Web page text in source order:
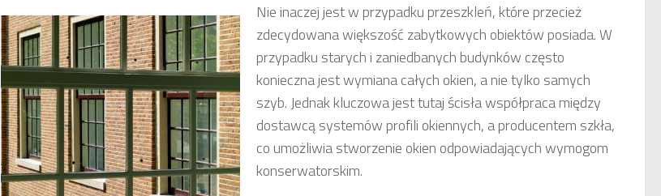
Nie inaczej jest w przypadku przeszkleń, które przecież
zdecydowana większość zabytkowych obiektów posiada. W
przypadku starych i zaniedbanych budynków często
konieczna jest wymiana całych okien, a nie tylko samych
szyb. Jednak kluczowa jest tutaj ścisła współpraca między
dostawcą systemów profili okiennych, a producentem szkła,
co umożliwia stworzenie okien odpowiadających wymogom
konserwatorskim.